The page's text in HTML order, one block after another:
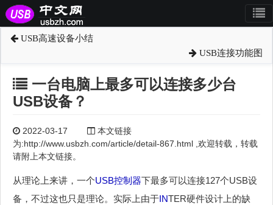
USB高速设备小结
USB连接功能图
一台电脑上最多可以连接多少台
USB设备？
2022-03-17
本文链接
为:http://www.usbzh.com/article/detail-867.html ,欢迎转载，转载
请附上本文链接。
从理论上来讲，一个USB控制器下最多可以连接127个USB设
备，不过这也只是理论。实际上由于INTER硬件设计上的缺